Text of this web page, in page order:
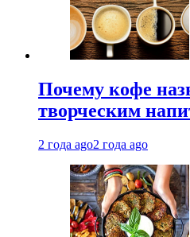
Почему кофе
творческим
2 года ago2 года ago